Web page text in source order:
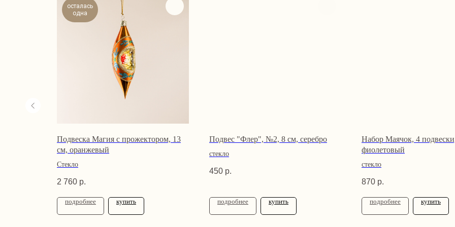
осталась
одна
Подвеска Магия с прожектором, 13
см, оранжевый
Стекло
2 760 р.
подробнее купить
Подвес "Флер", №2, 8 см, серебро
стекло
450 р.
подробнее купить
Набор Маячок, 4
фиолетовый
стекло
870 р.
подробнее купить